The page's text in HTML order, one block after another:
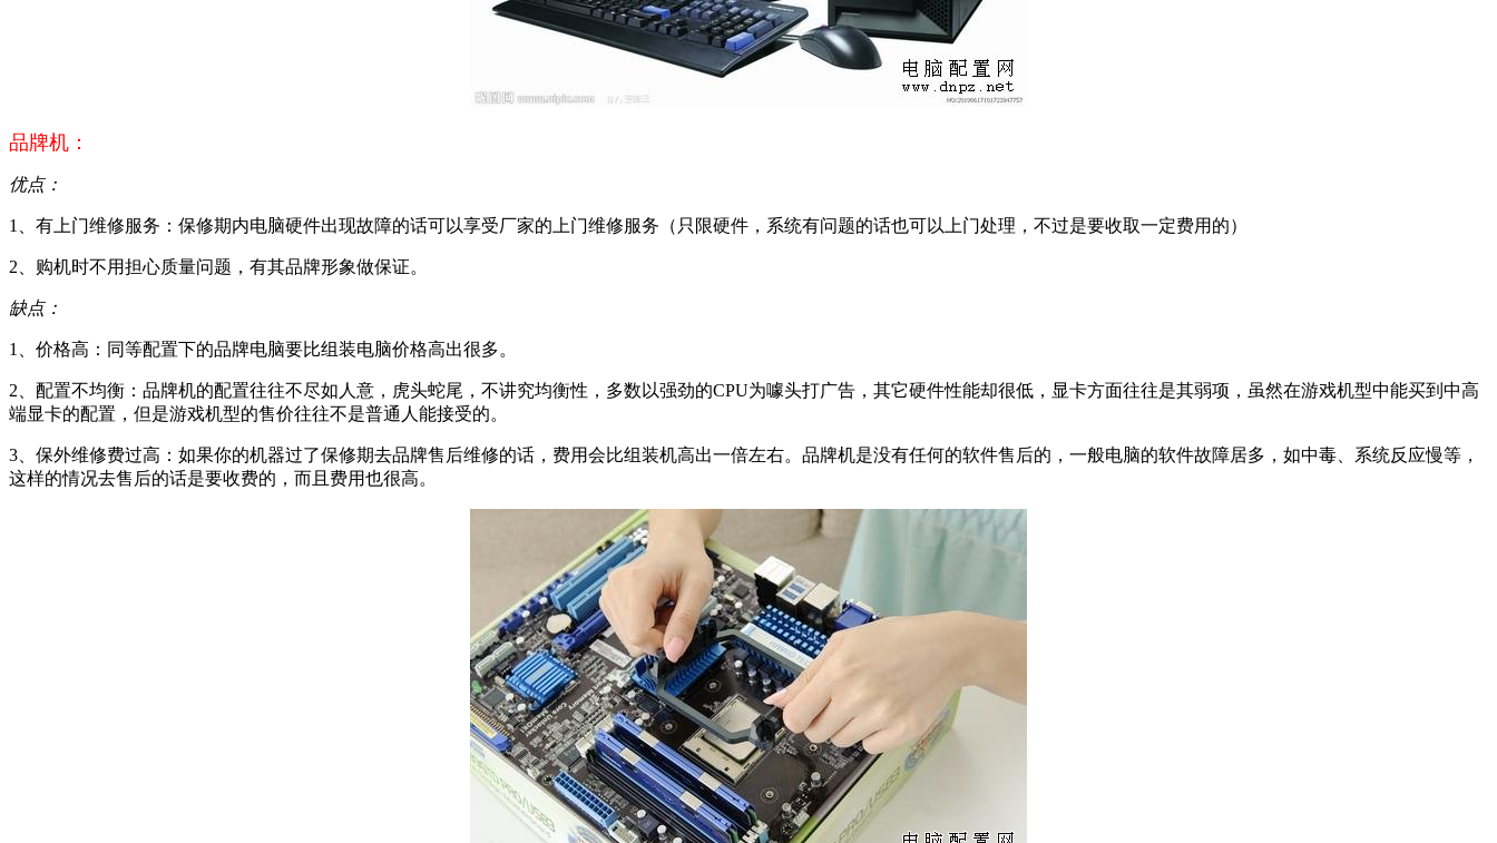
品牌机：
优点：
1、有上门维修服务：保修期内电脑硬件出现故障的话可以享受厂家的上门维修服务（只限硬件，系统有问题的话也可以上门处理，不过是要收取一定费用的）
2、购机时不用担心质量问题，有其品牌形象做保证。
缺点：
1、价格高：同等配置下的品牌电脑要比组装电脑价格高出很多。
2、配置不均衡：品牌机的配置往往不尽如人意，虎头蛇尾，不讲究均衡性，多数以强劲的CPU为噱头打广告，其它硬件性能却很低，显卡方面往往是其弱项，虽然在游戏机型中能买到中高
端显卡的配置，但是游戏机型的售价往往不是普通人能接受的。
3、保外维修费过高：如果你的机器过了保修期去品牌售后维修的话，费用会比组装机高出一倍左右。品牌机是没有任何的软件售后的，一般电脑的软件故障居多，如中毒、系统反应慢等，
这样的情况去售后的话是要收费的，而且费用也很高。